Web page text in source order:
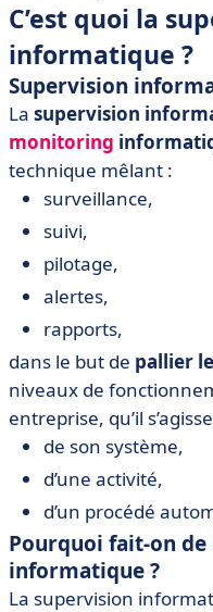
C’est quoi la
informatique ?
Supervision
La supervision
monitoring
technique mêlant :
surveillance,
suivi,
pilotage,
alertes,
rapports,
dans le but de pallier
niveaux de
entreprise, qu’il
de son système,
d’une activité,
d’un procédé
Pourquoi fait-on
informatique ?
La supervision